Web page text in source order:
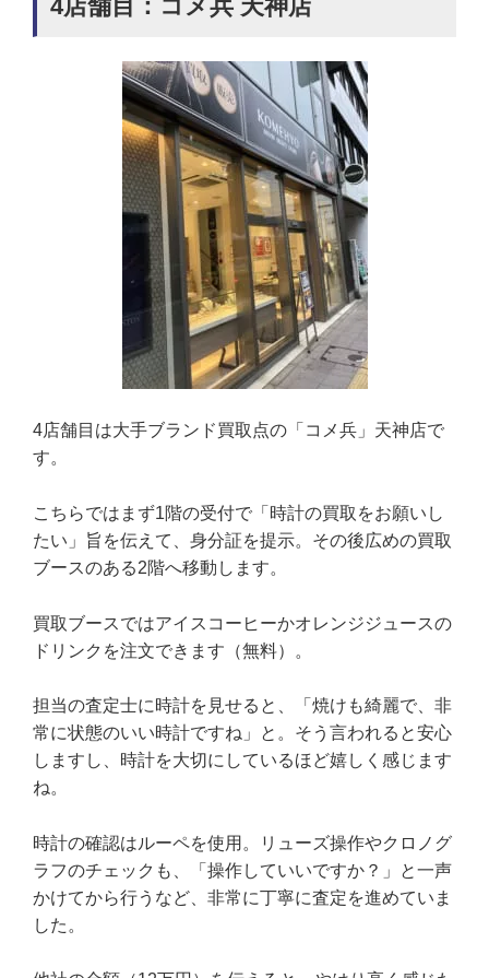
4店舗目：コメ兵 天神店
4店舗目は大手ブランド買取点の「コメ兵」天神店で
す。
こちらではまず1階の受付で「時計の買取をお願いし
たい」旨を伝えて、身分証を提示。その後広めの買取
ブースのある2階へ移動します。
買取ブースではアイスコーヒーかオレンジジュースの
ドリンクを注文できます（無料）。
担当の査定士に時計を見せると、「焼けも綺麗で、非
常に状態のいい時計ですね」と。そう言われると安心
しますし、時計を大切にしているほど嬉しく感じます
ね。
時計の確認はルーペを使用。リューズ操作やクロノグ
ラフのチェックも、「操作していいですか？」と一声
かけてから行うなど、非常に丁寧に査定を進めていま
した。